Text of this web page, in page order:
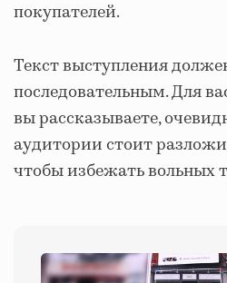
покупателей.
Текст выступления
последовательным. Для
вы рассказываете,
аудитории стоит
чтобы избежать вольных